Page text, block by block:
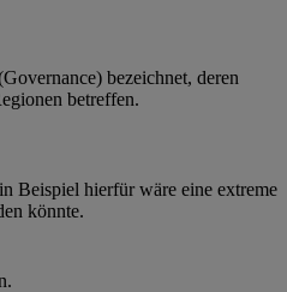
bezeichnet, deren
betreffen.
Beispiel hierfür wäre eine extreme
könnte.